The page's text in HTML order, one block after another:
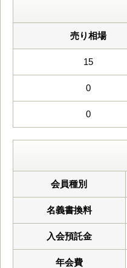
売り相場
15
0
0
会員種別
名義書換料
入会預託金
年会費